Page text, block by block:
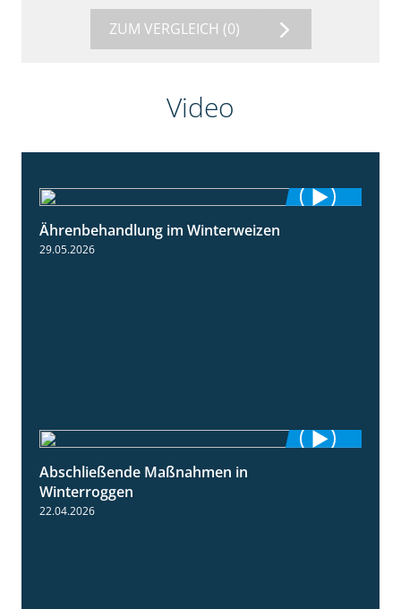
ZUM VERGLEICH (0)
Video
Ährenbehandlung im Winterweizen
29.05.2026
Abschließende Maßnahmen in
Winterroggen
22.04.2026